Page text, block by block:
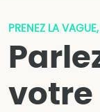
PRENEZ LA
votre